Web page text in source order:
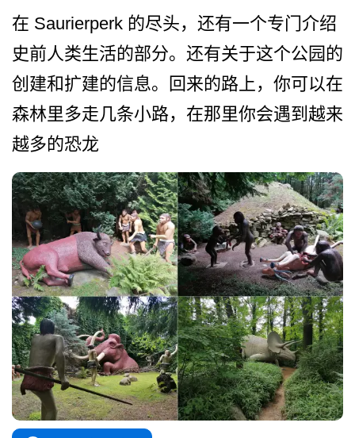
在 Saurierperk 的尽头，还有一个专门介绍
史­前人类生活的部分。还有关于这个公园的
创建和扩建的­信息。回来的路上，你可以在
森林里多走几条小路，在­那里你会遇到越来
越多的恐龙